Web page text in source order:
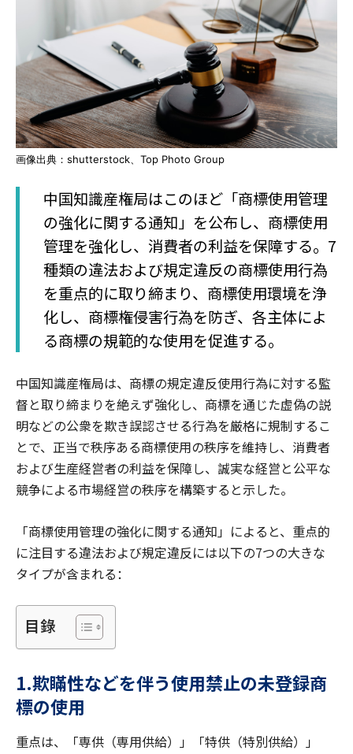
画像出典：shutterstock、Top Photo Group
中国知識産権局はこのほど「商標使用管理
の強化に関する通知」を公布し、商標使用
管理を強化し、消費者の利益を保障する。7
種類の違法および規定違反の商標使用行為
を重点的に取り締まり、商標使用環境を浄
化し、商標権侵害行為を防ぎ、各主体によ
る商標の規範的な使用を促進する。
中国知識産権局は、商標の規定違反使用行為に対する監
督と取り締まりを絶えず強化し、商標を通じた虚偽の説
明などの公衆を欺き誤認させる行為を厳格に規制するこ
とで、正当で秩序ある商標使用の秩序を維持し、消費者
および生産経営者の利益を保障し、誠実な経営と公平な
競争による市場経営の秩序を構築すると示した。
「商標使用管理の強化に関する通知」によると、重点的
に注目する違法および規定違反には以下の7つの大きな
タイプが含まれる：
目錄
1.欺瞞性などを伴う使用禁止の未登録商
標の使用
重点は、「専供（専用供給）」「特供（特別供給）」